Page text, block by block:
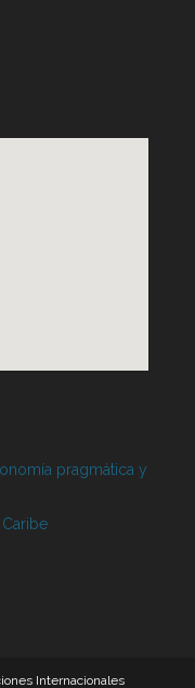
pragmática y
Internacionales